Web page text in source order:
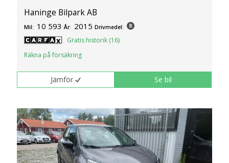
Haninge Bilpark AB
Mil: 10 593 År: 2015 Drivmedel:
Gratis historik (16)
Räkna på försäkring
Jämför Se bil